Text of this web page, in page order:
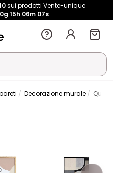
sui prodotti Vente-unique
15h 06m 06s
Decorazione murale